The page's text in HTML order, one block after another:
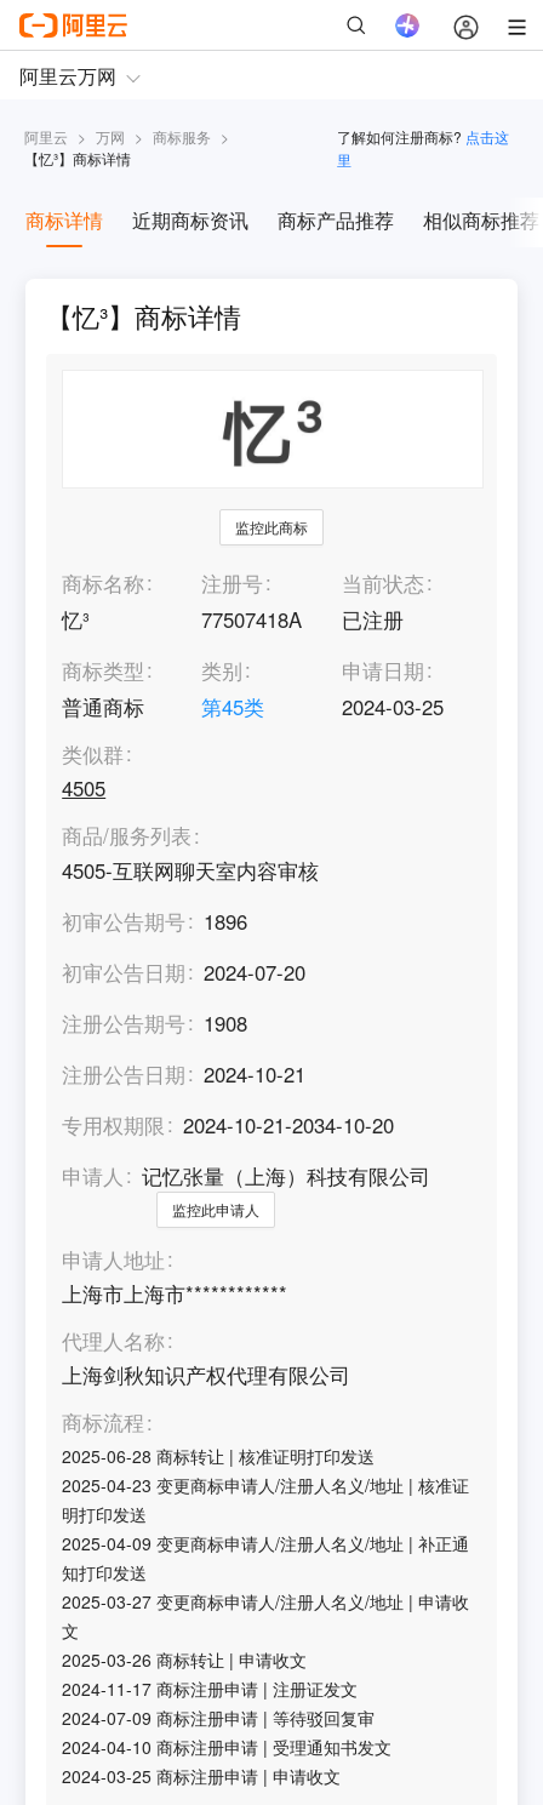
阿里云 > 万网 > 商标服务 >
【忆³】商标详情
了解如何注册商标? 点击这
里
商标详情 近期商标资讯 商标产品推荐 相似商标推荐
【忆³】商标详情
监控此商标
商标名称
忆³
注册号
77507418A
当前状态
已注册
商标类型
普通商标
类别
第45类
申请日期
2024-03-25
类似群
4505
商品/服务列表
4505-互联网聊天室内容审核
初审公告期号
1896
初审公告日期
2024-07-20
注册公告期号
1908
注册公告日期
2024-10-21
专用权期限
2024-10-21-2034-10-20
申请人
记忆张量（上海）科技有限公司
监控此申请人
申请人地址
上海市上海市************
代理人名称
上海剑秋知识产权代理有限公司
商标流程
2025-06-28 商标转让 |核准证明打印发送
2025-04-23 变更商标申请人/注册人名义/地址 |核准证
明打印发送
2025-04-09 变更商标申请人/注册人名义/地址 |补正通
知打印发送
2025-03-27 变更商标申请人/注册人名义/地址 |申请收
文
2025-03-26 商标转让 |申请收文
2024-11-17 商标注册申请 |注册证发文
2024-07-09 商标注册申请 |等待驳回复审
2024-04-10 商标注册申请 |受理通知书发文
2024-03-25 商标注册申请 |申请收文